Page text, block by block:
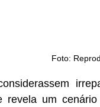
Foto:
revela um